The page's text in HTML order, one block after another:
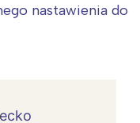
nastawienia do